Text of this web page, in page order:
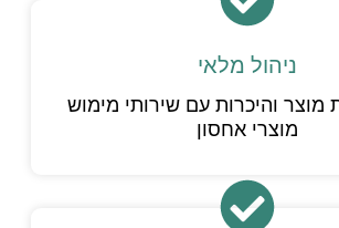
ניהול מלאי
מוצר והיכרות עם שירותי מימוש
מוצרי אחסון